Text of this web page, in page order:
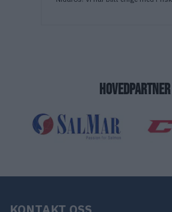
HOVEDPARTNER